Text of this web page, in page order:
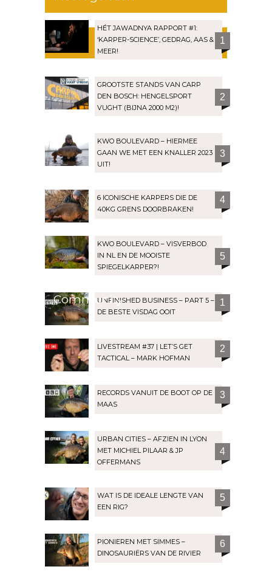
HÉT JAWADNYA RAPPORT #1:
‘KARPER-SCIENCE’, GEDRAG, AAS &
MEER!
1
GROOTSTE STANDS VAN CARP
DEN BOSCH: HENGELSPORT
VUGHT (BIJNA 2000 M2)!
2
KWO BOULEVARD – HIERMEE
GAAN WE MET EEN KNALLER 2023
UIT!
3
6 ICONISCHE KARPERS DIE DE
40KG GRENS DOORBRAKEN!
4
KWO BOULEVARD – VISVERBOD
IN NL EN DE MOOISTE
SPIEGELKARPER?!
5
CommunityUNFINISHED BUSINESS – PART 5 –
DE BESTE VISDAG OOIT
1
LIVESTREAM #37 | LET’S GET
TACTICAL – MARK HOFMAN
2
RECORDS VANUIT DE BOOT OP DE
MAAS
3
URBAN CITIES – AFZIEN IN LYON
MET MICHIEL PILAAR & JP
OFFERMANS
4
WAT IS DE IDEALE LENGTE VAN
EEN RIG?
5
PIONIEREN MET SIMMES –
DINOSAURIËRS VAN DE RIVIER
6